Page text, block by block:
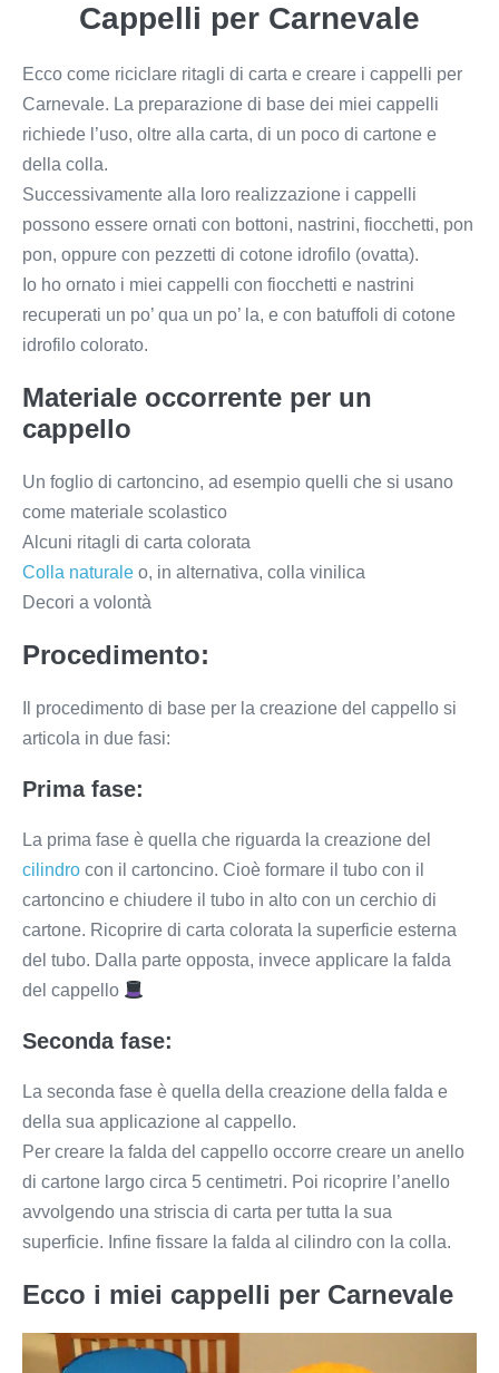
Cappelli per Carnevale
Ecco come riciclare ritagli di carta e creare i cappelli per
Carnevale. La preparazione di base dei miei cappelli
richiede l’uso, oltre alla carta, di un poco di cartone e
della colla.
Successivamente alla loro realizzazione i cappelli
possono essere ornati con bottoni, nastrini, fiocchetti, pon
pon, oppure con pezzetti di cotone idrofilo (ovatta).
Io ho ornato i miei cappelli con fiocchetti e nastrini
recuperati un po’ qua un po’ la, e con batuffoli di cotone
idrofilo colorato.
Materiale occorrente per un
cappello
Un foglio di cartoncino, ad esempio quelli che si usano
come materiale scolastico
Alcuni ritagli di carta colorata
Colla naturale o, in alternativa, colla vinilica
Decori a volontà
Procedimento:
Il procedimento di base per la creazione del cappello si
articola in due fasi:
Prima fase:
La prima fase è quella che riguarda la creazione del
cilindro con il cartoncino. Cioè formare il tubo con il
cartoncino e chiudere il tubo in alto con un cerchio di
cartone. Ricoprire di carta colorata la superficie esterna
del tubo. Dalla parte opposta, invece applicare la falda
del cappello
Seconda fase:
La seconda fase è quella della creazione della falda e
della sua applicazione al cappello.
Per creare la falda del cappello occorre creare un anello
di cartone largo circa 5 centimetri. Poi ricoprire l’anello
avvolgendo una striscia di carta per tutta la sua
superficie. Infine fissare la falda al cilindro con la colla.
Ecco i miei cappelli per Carnevale